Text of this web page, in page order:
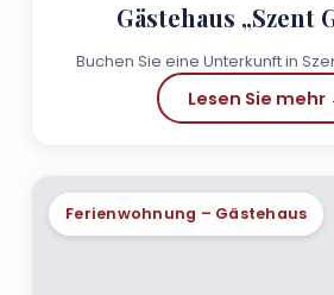
Gästehaus „Szent
Buchen Sie eine Unterkunft in
Lesen Sie mehr
Ferienwohnung – Gästehaus